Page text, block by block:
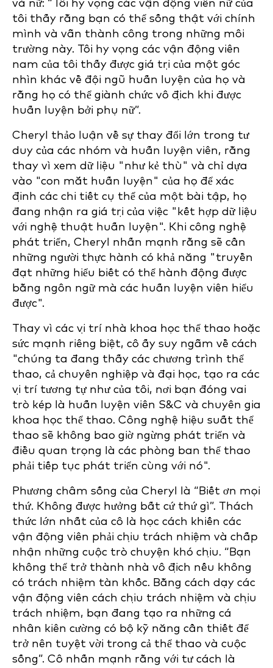
và nữ: “Tôi hy vọng các vận động viên nữ của
tôi thấy rằng bạn có thể sống thật với chính
mình và vẫn thành công trong những môi
trường này. Tôi hy vọng các vận động viên
nam của tôi thấy được giá trị của một góc
nhìn khác về đội ngũ huấn luyện của họ và
rằng họ có thể giành chức vô địch khi được
huấn luyện bởi phụ nữ”.
Cheryl thảo luận về sự thay đổi lớn trong tư
duy của các nhóm và huấn luyện viên, rằng
thay vì xem dữ liệu "như kẻ thù" và chỉ dựa
vào "con mắt huấn luyện" của họ để xác
định các chi tiết cụ thể của một bài tập, họ
đang nhận ra giá trị của việc "kết hợp dữ liệu
với nghệ thuật huấn luyện". Khi công nghệ
phát triển, Cheryl nhấn mạnh rằng sẽ cần
những người thực hành có khả năng "truyền
đạt những hiểu biết có thể hành động được
bằng ngôn ngữ mà các huấn luyện viên hiểu
được".
Thay vì các vị trí nhà khoa học thể thao hoặc
sức mạnh riêng biệt, cô ấy suy ngẫm về cách
"chúng ta đang thấy các chương trình thể
thao, cả chuyên nghiệp và đại học, tạo ra các
vị trí tương tự như của tôi, nơi bạn đóng vai
trò kép là huấn luyện viên S&C và chuyên gia
khoa học thể thao. Công nghệ hiệu suất thể
thao sẽ không bao giờ ngừng phát triển và
điều quan trọng là các phòng ban thể thao
phải tiếp tục phát triển cùng với nó".
Phương châm sống của Cheryl là “Biết ơn mọi
thứ. Không được hưởng bất cứ thứ gì”. Thách
thức lớn nhất của cô là học cách khiến các
vận động viên phải chịu trách nhiệm và chấp
nhận những cuộc trò chuyện khó chịu. “Bạn
không thể trở thành nhà vô địch nếu không
có trách nhiệm tàn khốc. Bằng cách dạy các
vận động viên cách chịu trách nhiệm và chịu
trách nhiệm, bạn đang tạo ra những cá
nhân kiên cường có bộ kỹ năng cần thiết để
trở nên tuyệt vời trong cả thể thao và cuộc
sống”. Cô nhấn mạnh rằng với tư cách là